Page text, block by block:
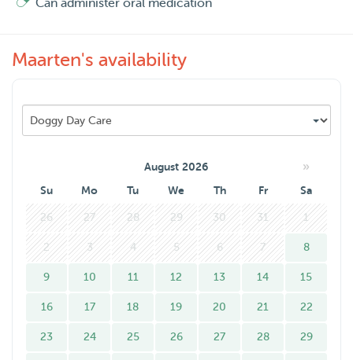
Can administer oral medication
Maarten's availability
August 2026 »
Su Mo Tu We Th Fr Sa
26 27 28 29 30 31 1
2 3 4 5 6 7 8
9 10 11 12 13 14 15
16 17 18 19 20 21 22
23 24 25 26 27 28 29